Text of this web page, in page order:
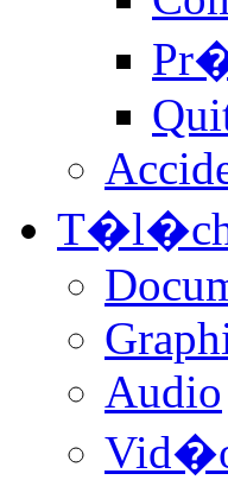
Audio